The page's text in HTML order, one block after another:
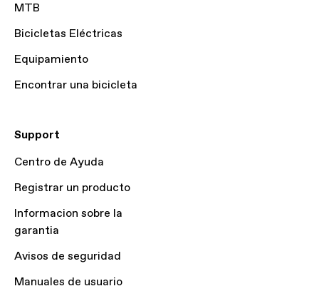
MTB
Bicicletas Eléctricas
Equipamiento
Encontrar una bicicleta
Support
Centro de Ayuda
Registrar un producto
Informacion sobre la
garantia
Avisos de seguridad
Manuales de usuario